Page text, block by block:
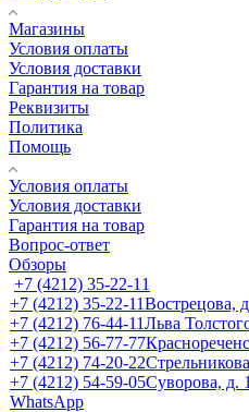
Магазины
Условия оплаты
Условия доставки
Гарантия на товар
Реквизиты
Политика
Помощь
Условия оплаты
Условия доставки
Гарантия на товар
Вопрос-ответ
Обзоры
+7 (4212) 35-22-11
+7 (4212) 35-22-11Вострецова,
+7 (4212) 76-44-11Льва
+7 (4212) 56-77-77
+7 (4212) 74-20-22
+7 (4212) 54-59-05Суворова, д.
WhatsApp